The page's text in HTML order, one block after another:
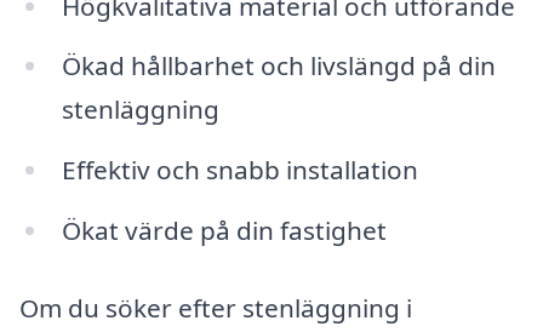
Ökad hållbarhet och livslängd på din
stenläggning
Effektiv och snabb installation
Ökat värde på din fastighet
Om du söker efter stenläggning i